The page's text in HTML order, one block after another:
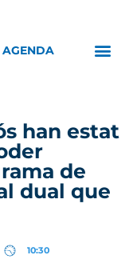
AGENDA
han estat
de
dual que
10:30